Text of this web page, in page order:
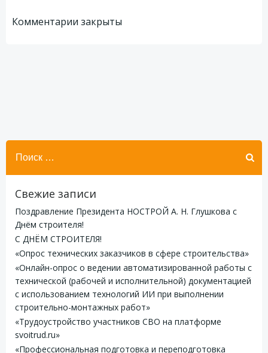
по
Комментарии закрыты
Найти:
Свежие записи
Поздравление Президента НОСТРОЙ А. Н. Глушкова с
Днём строителя!
С ДНЁМ СТРОИТЕЛЯ!
«Опрос технических заказчиков в сфере строительства»
«Онлайн-опрос о ведении автоматизированной работы с
технической (рабочей и исполнительной) документацией
с использованием технологий ИИ при выполнении
строительно-монтажных работ»
«Трудоустройство участников СВО на платформе
svoitrud.ru»
«Профессиональная подготовка и переподготовка